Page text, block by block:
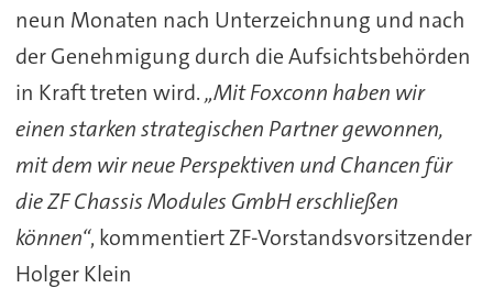
neun Monaten nach Unterzeichnung und nach
der Genehmigung durch die Aufsichtsbehörden
in Kraft treten wird.„Mit Foxconn haben wir
einen starken strategischen Partner gewonnen,
mit dem wir neue Perspektiven und Chancen für
die ZF Chassis Modules GmbH erschließen
können“, kommentiert ZF-Vorstandsvorsitzender
Holger Klein